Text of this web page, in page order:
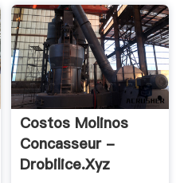
Costos Molinos
Concasseur -
Drobilice.xyz